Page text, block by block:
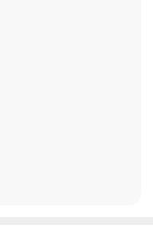
제 다시 시작이다 ·298